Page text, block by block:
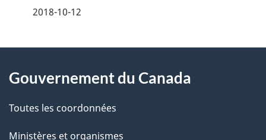
i
l
2018-10-12
propos
de
Gouvernement du Canada
Toutes les coordonnées
Ministères et organismes